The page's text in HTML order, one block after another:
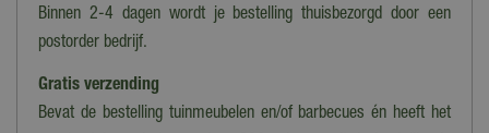
Binnen 2-4 dagen wordt je bestelling thuisbezorgd door een
postorder bedrijf.
Gratis verzending
Bevat de bestelling tuinmeubelen en/of barbecues én heeft het